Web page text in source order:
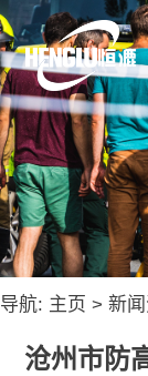
导航: 主页 > 新
沧州市防